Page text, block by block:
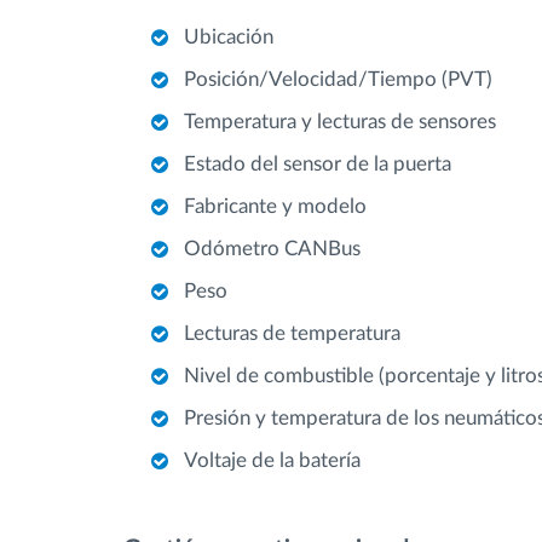
Ubicación
Posición/Velocidad/Tiempo (PVT)
Temperatura y lecturas de sensores
Estado del sensor de la puerta
Fabricante y modelo
Odómetro CANBus
Peso
Lecturas de temperatura
Nivel de combustible (porcentaje y
Presión y temperatura de los
Voltaje de la batería